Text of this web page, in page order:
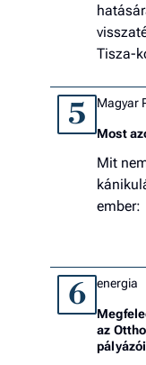
Tisza-
5 Magyar
Most
Mit
ember:
6 energia
az